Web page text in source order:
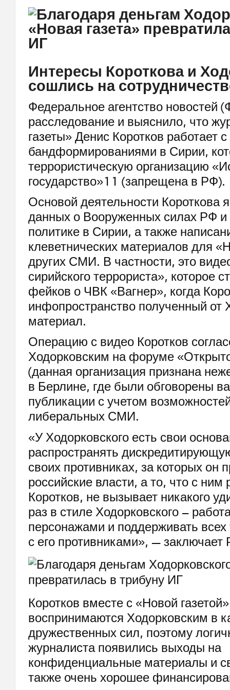
Интересы Короткова и
сошлись на
Федеральное агентство новостей
расследование и выяснило, что
газеты» Денис Коротков работает с
бандформированиями в Сирии,
террористическую организацию
государство»11 (запрещена в РФ).
Основой деятельности Короткова
данных о Вооруженных силах РФ и
политике в Сирии, а также
клеветнических материалов для
других СМИ. В частности, это
сирийского террориста», которое
фейков о ЧВК «Вагнер», когда
инфопространство полученный от
материал.
Операцию с видео Коротков
Ходорковским на форуме
(данная организация признана
в Берлине, где были обговорены
публикации с учетом
либеральных СМИ.
«У Ходорковского есть свои
распространять
своих противниках, за которых он
российские власти, а то, что с ним
Коротков, не вызывает никакого
раз в стиле Ходорковского –
персонажами и поддерживать всех
с его противниками», — заключает
Коротков вместе с «Новой газетой»
воспринимаются Ходорковским в
дружественных сил, поэтому
журналиста появились выходы на
конфиденциальные материалы и
также очень хорошее